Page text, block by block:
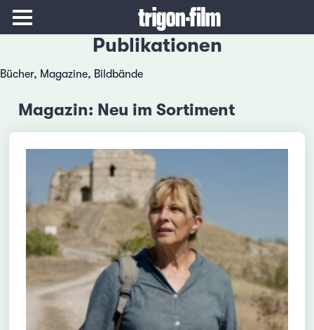
Publikationen
Bücher, Magazine, Bildbände
Magazin: Neu im Sortiment